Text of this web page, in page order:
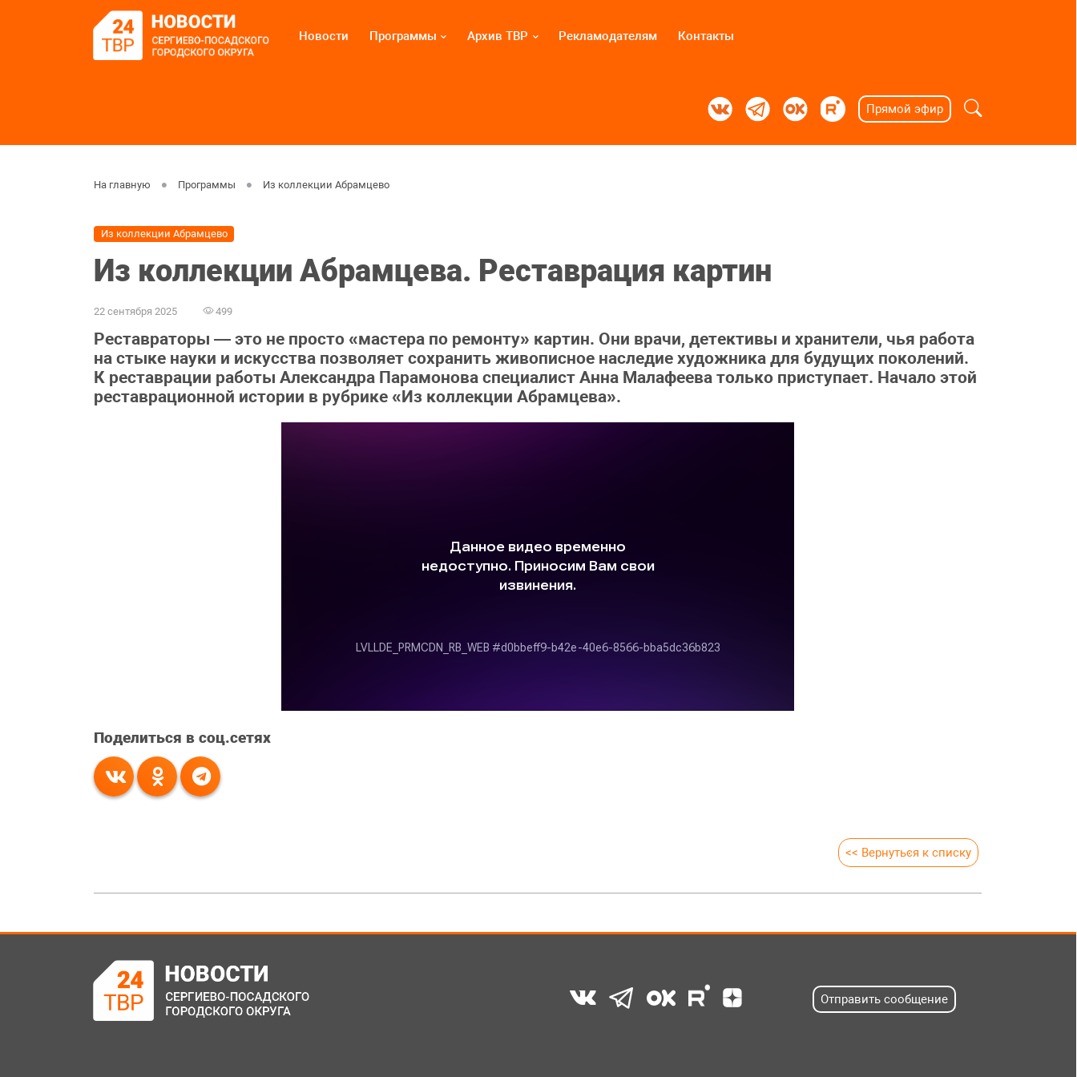
Новости Программы Архив ТВР Рекламодателям Контакты
Прямой эфир
На главную Программы Из коллекции Абрамцево
Из коллекции Абрамцево
Из коллекции Абрамцева. Реставрация картин
22 сентября 2025 499
Реставраторы — это не просто «мастера по ремонту» картин. Они врачи, детективы и хранители, чья работа
на стыке науки и искусства позволяет сохранить живописное наследие художника для будущих поколений.
К реставрации работы Александра Парамонова специалист Анна Малафеева только приступает. Начало этой
реставрационной истории в рубрике «Из коллекции Абрамцева».
Поделиться в соц.сетях
<< Вернуться к списку
Отправить сообщение